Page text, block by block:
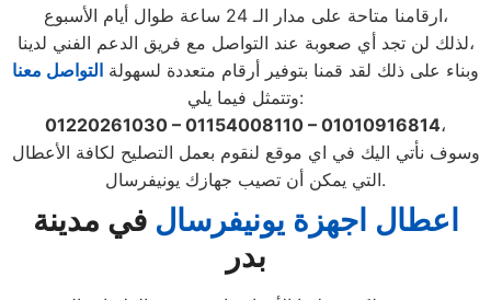
ارقامنا متاحة على مدار الـ 24 ساعة طوال أيام الأسبوع،
لذلك لن تجد أي صعوبة عند التواصل مع فريق الدعم الفني لدينا،
وبناء على ذلك لقد قمنا بتوفير أرقام متعددة لسهولة التواصل معنا
وتتمثل فيما يلي:
01220261030 – 01154008110 – 01010916814،
وسوف نأتي اليك في اي موقع لنقوم بعمل التصليح لكافة الأعطال
التي يمكن أن تصيب جهازك يونيفرسال.
اعطال اجهزة يونيفرسال في مدينة
بدر